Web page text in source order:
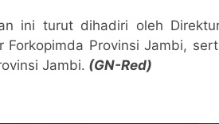
ini turut dihadiri oleh
Forkopimda Provinsi Jambi,
Jambi. (GN-Red)